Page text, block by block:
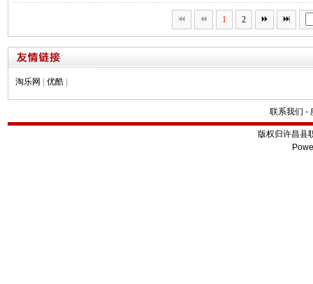
1 2
淘乐网 优酷
联系我们 -
版权归许昌县